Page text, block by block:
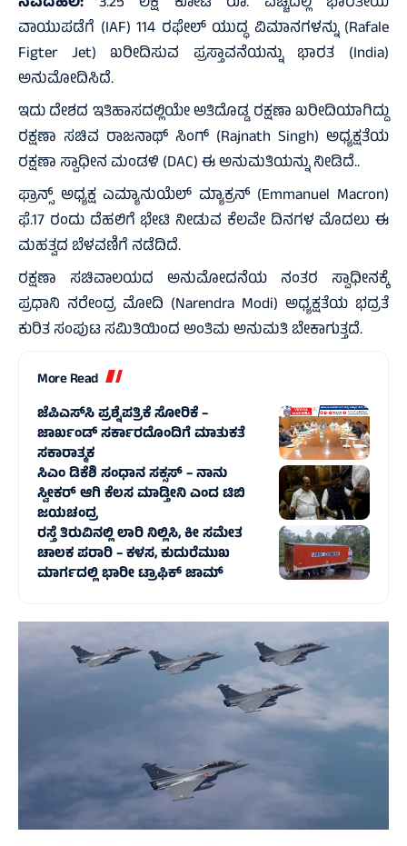
ವಾಯುಪಡೆಗೆ (IAF) 114 ರಫೇಲ್ ಯುದ್ಧ ವಿಮಾನಗಳನ್ನು (Rafale
Figter Jet) ಖರೀದಿಸುವ ಪ್ರಸ್ತಾವನೆಯನ್ನು ಭಾರತ (India)
ಅನುಮೋದಿಸಿದೆ.
ಇದು ದೇಶದ ಇತಿಹಾಸದಲ್ಲಿಯೇ ಅತಿದೊಡ್ಡ ರಕ್ಷಣಾ ಖರೀದಿಯಾಗಿದ್ದು
ರಕ್ಷಣಾ ಸಚಿವ ರಾಜನಾಥ್ ಸಿಂಗ್ (Rajnath Singh) ಅಧ್ಯಕ್ಷತೆಯ
ರಕ್ಷಣಾ ಸ್ವಾಧೀನ ಮಂಡಳಿ (DAC) ಈ ಅನುಮತಿಯನ್ನು ನೀಡಿದೆ..
ಫ್ರಾನ್ಸ್ ಅಧ್ಯಕ್ಷ ಎಮ್ಯಾನುಯೆಲ್ ಮ್ಯಾಕ್ರನ್ (Emmanuel Macron)
ಫೆ.17 ರಂದು ದೆಹಲಿಗೆ ಭೇಟಿ ನೀಡುವ ಕೆಲವೇ ದಿನಗಳ ಮೊದಲು ಈ
ಮಹತ್ವದ ಬೆಳವಣಿಗೆ ನಡೆದಿದೆ.
ರಕ್ಷಣಾ ಸಚಿವಾಲಯದ ಅನುಮೋದನೆಯ ನಂತರ ಸ್ವಾಧೀನಕ್ಕೆ
ಪ್ರಧಾನಿ ನರೇಂದ್ರ ಮೋದಿ (Narendra Modi) ಅಧ್ಯಕ್ಷತೆಯ ಭದ್ರತೆ
ಕುರಿತ ಸಂಪುಟ ಸಮಿತಿಯಿಂದ ಅಂತಿಮ ಅನುಮತಿ ಬೇಕಾಗುತ್ತದೆ.
More Read
ಜೆಪಿಎಸ್‌ಸಿ ಪ್ರಶ್ನೆಪತ್ರಿಕೆ ಸೋರಿಕೆ –
ಜಾರ್ಖಂಡ್‌ ಸರ್ಕಾರದೊಂದಿಗೆ ಮಾತುಕತೆ
ಸಕಾರಾತ್ಮಕ
ಸಿಎಂ ಡಿಕೆಶಿ ಸಂಧಾನ ಸಕ್ಸಸ್‌ – ನಾನು
ಸ್ವೀಕರ್ ಆಗಿ ಕೆಲಸ ಮಾಡ್ತೀನಿ ಎಂದ ಟಿಬಿ
ಜಯಚಂದ್ರ
ರಸ್ತೆ ತಿರುವಿನಲ್ಲಿ ಲಾರಿ ನಿಲ್ಲಿಸಿ, ಕೀ ಸಮೇತ
ಚಾಲಕ ಪರಾರಿ – ಕಳಸ, ಕುದುರೆಮುಖ
ಮಾರ್ಗದಲ್ಲಿ‌ ಭಾರೀ ಟ್ರಾಫಿಕ್‌ ಜಾಮ್